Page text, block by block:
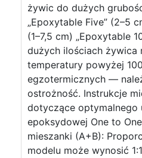
żywic do dużych
„Epoxytable Five” (2–5
(1–7,5 cm) „Epoxytable
dużych ilościach żywica
temperatury powyżej
egzotermicznych —
ostrożność. Instrukcje
dotyczące optymalnego
epoksydowej One to
mieszanki (A+B):
modelu może wynosić